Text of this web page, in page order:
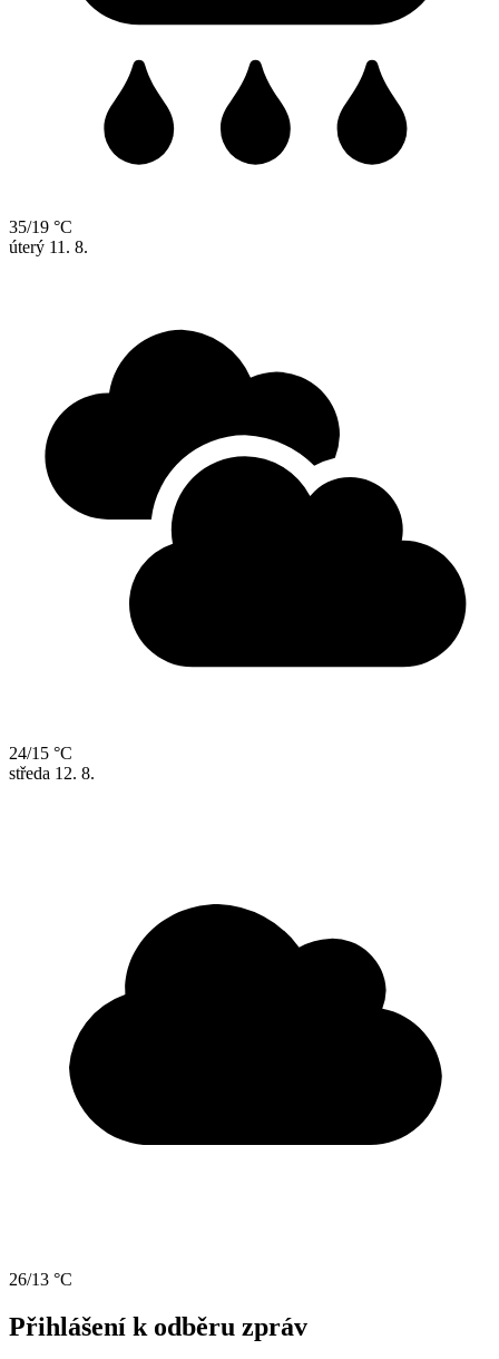
35/19 °C
úterý 11. 8.
24/15 °C
středa 12. 8.
26/13 °C
Přihlášení k odběru zpráv